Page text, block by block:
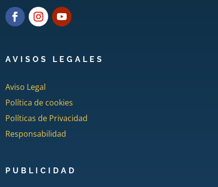
AVISOS LEGALES
Aviso Legal
Política de cookies
Políticas de Privacidad
Responsabilidad
PUBLICIDAD